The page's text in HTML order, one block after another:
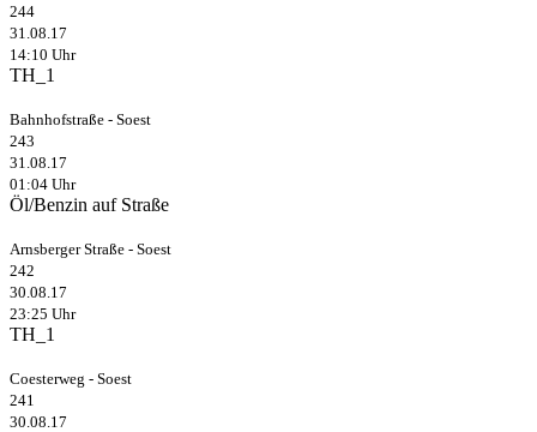
244
31.08.17
14:10 Uhr
TH_1
Bahnhofstraße - Soest
243
31.08.17
01:04 Uhr
Öl/Benzin auf Straße
Arnsberger Straße - Soest
242
30.08.17
23:25 Uhr
TH_1
Coesterweg - Soest
241
30.08.17